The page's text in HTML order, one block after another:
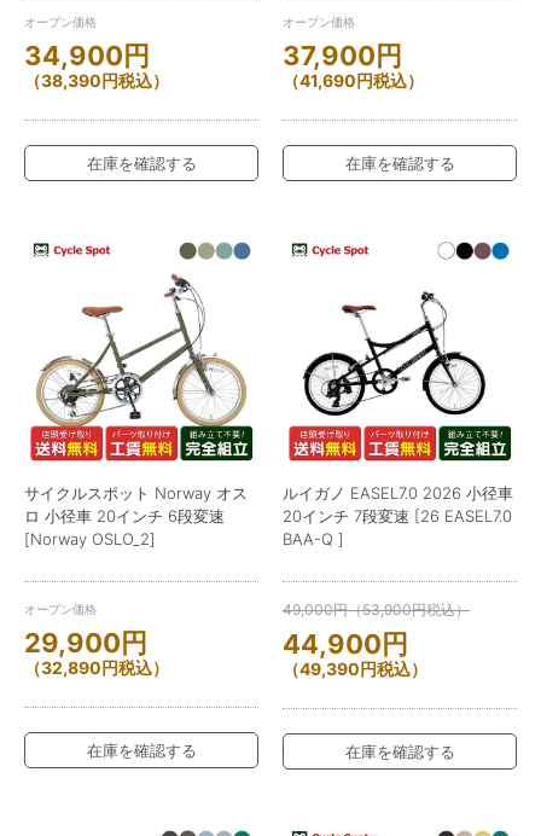
オープン価格
34,900円
（38,390円税込）
在庫を確認する
オープン価格
37,900円
（41,690円税込）
在庫を確認する
サイクルスポット Norway オス
ロ 小径車 20インチ 6段変速
[Norway OSLO_2]
オープン価格
29,900円
（32,890円税込）
在庫を確認する
ルイガノ EASEL7.0 2026 小径車
20インチ 7段変速 [26 EASEL7.0
BAA-Q ]
49,000円（53,900円税込）
44,900円
（49,390円税込）
在庫を確認する